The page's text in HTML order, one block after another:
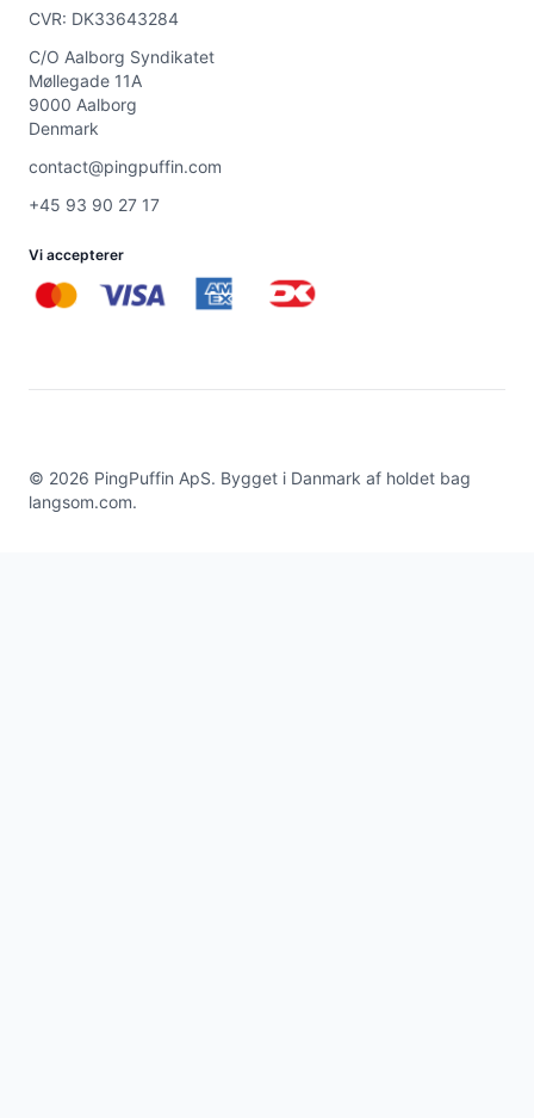
CVR: DK33643284
C/O Aalborg Syndikatet
Møllegade 11A
9000 Aalborg
Denmark
contact@pingpuffin.com
+45 93 90 27 17
Vi accepterer
© 2026 PingPuffin ApS. Bygget i Danmark af holdet bag
langsom.com.